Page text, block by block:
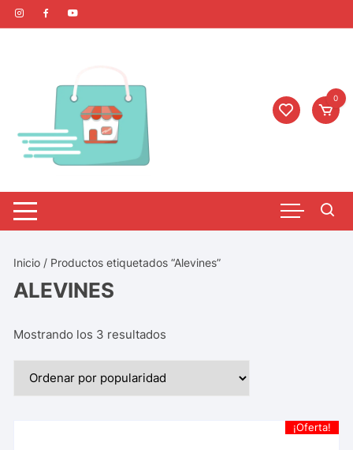
0
Inicio / Productos etiquetados “Alevines”
ALEVINES
Mostrando los 3 resultados
¡Oferta!